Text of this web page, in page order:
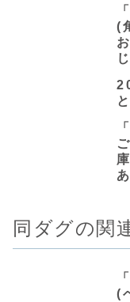
(
同ダグの関
(